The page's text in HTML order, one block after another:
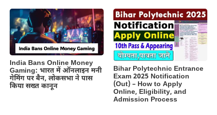
India Bans Online Money
Gaming: भारत में ऑनलाइन मनी
गेमिंग पर बैन, लोकसभा ने पास
किया सख्त कानून
Bihar Polytechnic Entrance
Exam 2025 Notification
(Out) – How to Apply
Online, Eligibility, and
Admission Process